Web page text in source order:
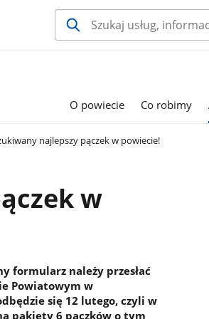
O powiecie Co robimy
najlepszy pączek w powiecie!
w
formularz należy przesłać
Powiatowym w
się 12 lutego, czyli w
pakiety 6 pączków o tym